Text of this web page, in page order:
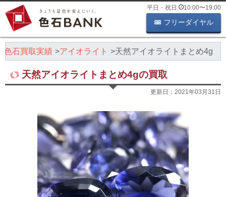
平日・祝日 10:00〜19:00
フリーダイヤル
色石買取実績 アイオライト 天然アイオライトまとめ4g
天然アイオライトまとめ4gの買取
更新日： 2021年03月31日